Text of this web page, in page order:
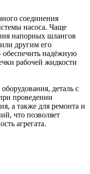
соединения
насоса. Чаще
напорных шлангов
другим его
обеспечить надёжную
рабочей жидкости
деталь с
проведении
а также для ремонта и
что позволяет
агрегата.